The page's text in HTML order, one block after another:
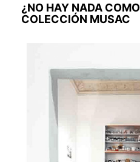
¿NO HAY NADA
COLECCIÓN MUSAC